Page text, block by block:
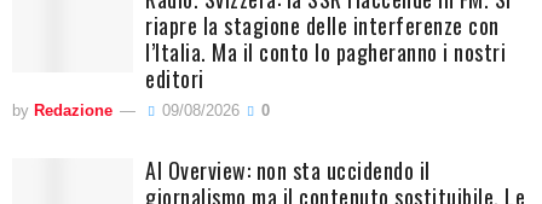
riapre la stagione delle interferenze con
l’Italia. Ma il conto lo pagheranno i nostri
editori
by Redazione 09/08/2026 0
AI Overview: non sta uccidendo il
giornalismo ma il contenuto sostituibile. Le